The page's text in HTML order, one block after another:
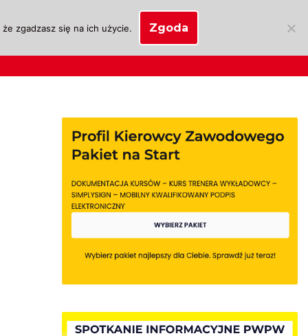
zgadzasz się na ich użycie. Zgoda